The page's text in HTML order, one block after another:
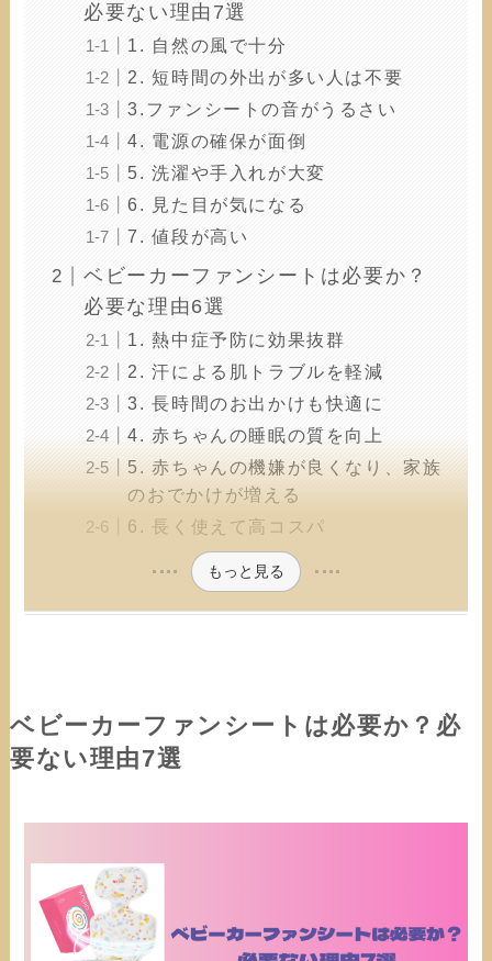
必要ない理由7選
1. 自然の風で十分
2. 短時間の外出が多い人は不要
3.ファンシートの音がうるさい
4. 電源の確保が面倒
5. 洗濯や手入れが大変
6. 見た目が気になる
7. 値段が高い
ベビーカーファンシートは必要か？
必要な理由6選
1. 熱中症予防に効果抜群
2. 汗による肌トラブルを軽減
3. 長時間のお出かけも快適に
4. 赤ちゃんの睡眠の質を向上
5. 赤ちゃんの機嫌が良くなり、家族
のおでかけが増える
6. 長く使えて高コスパ
もっと見る
ベビーカーファンシートは必要か？必
要ない理由7選